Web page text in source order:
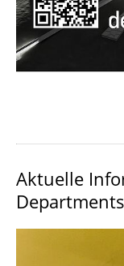
Aktuelle